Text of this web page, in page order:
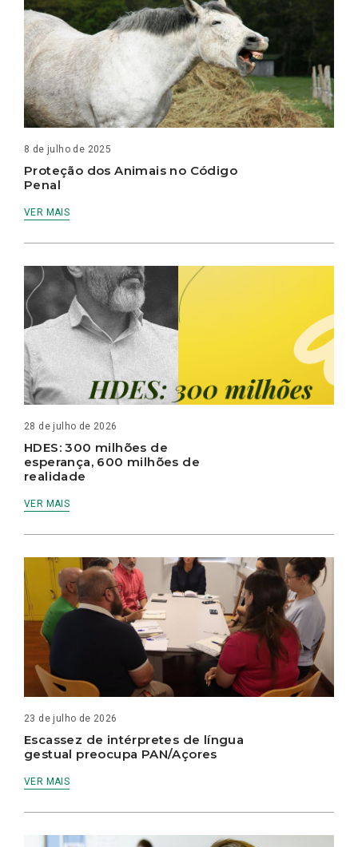
8 de julho de 2025
Proteção dos Animais no Código
Penal
VER MAIS
28 de julho de 2026
HDES: 300 milhões de
esperança, 600 milhões de
realidade
VER MAIS
23 de julho de 2026
Escassez de intérpretes de língua
gestual preocupa PAN/Açores
VER MAIS